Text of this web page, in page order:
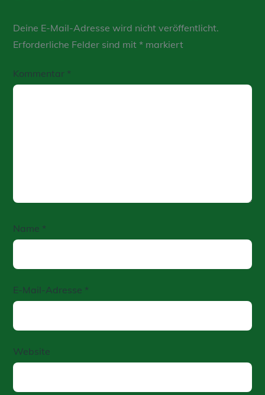
Deine E-Mail-Adresse wird nicht veröffentlicht.
Erforderliche Felder sind mit* markiert
Kommentar *
Name *
E-Mail-Adresse *
Website